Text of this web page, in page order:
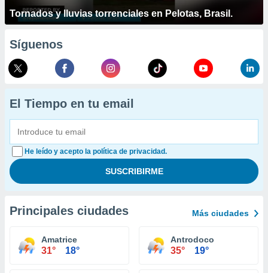
Tornados y lluvias torrenciales en Pelotas, Brasil.
Síguenos
El Tiempo en tu email
He leído y acepto la política de privacidad.
Principales ciudades Más ciudades
Amatrice
31° 18°
Antrodoco
35° 19°